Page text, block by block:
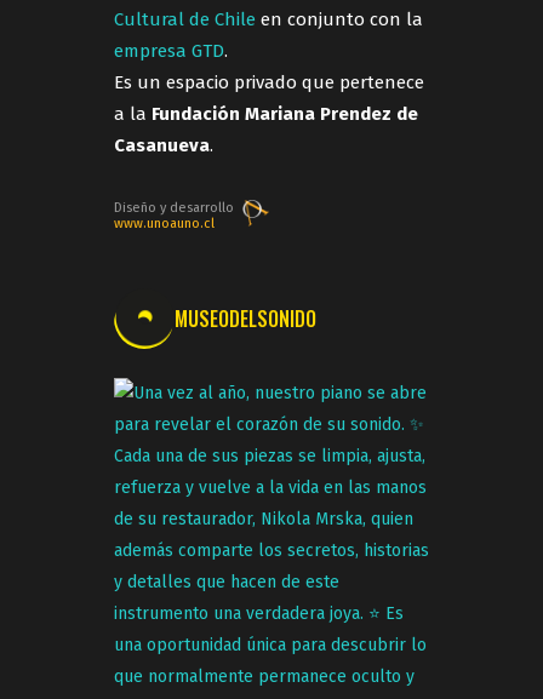
Cultural de Chile en conjunto con la
empresa GTD.
Es un espacio privado que pertenece
a la Fundación Mariana Prendez de
Casanueva.
Diseño y desarrollo
www.unoauno.cl
MUSEODELSONIDO